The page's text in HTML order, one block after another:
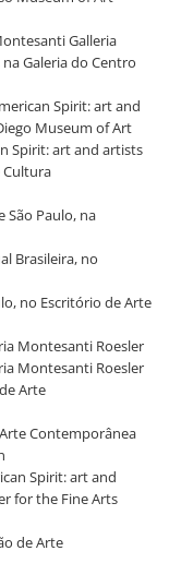
Galleria
na Galeria do Centro
Spirit: art and
Museum of Art
Spirit: art and artists
Cultura
São Paulo, na
Brasileira, no
no Escritório de Arte
Montesanti Roesler
Montesanti Roesler
Arte
Arte Contemporânea
Spirit: art and
for the Fine Arts
de Arte